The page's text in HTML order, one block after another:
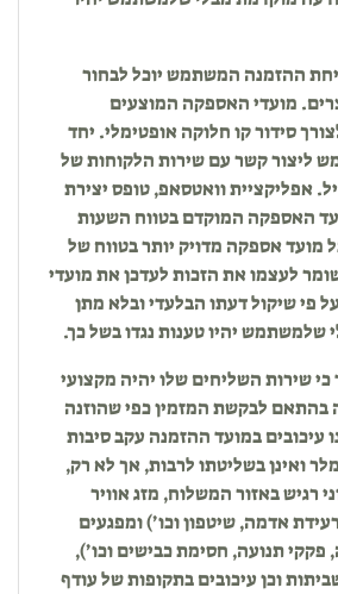
ההזמנה המשתמש יוכל לבחור
מועדי האספקה המוצעים
סידור קו חלוקה אופטימלי. יחד
ליצור קשר עם שירות הלקוחות של
אפליקציית וואטסאפ, טופס יצירת
האספקה המוקדם בטווח השעות
מועד אספקה מדויק יותר בטווח של
לעצמו את הזכות לעדכן את מועדי
פי שיקול דעתו הבלעדי ובלא מתן
שלמשתמש יהיו טענות נגדו בשל כך.
כי שירות השליחים שלו יהיה מקצועי
בהתאם לבקשת המזמין כפי שהוזנה
עיכובים במועד ההזמנה עקב סיבות
ואינן בשליטתו לרבות, אך לא רק,
רגיש באזור המשלוח, מזג אוויר
אדמה, שיטפון וכו׳) ומפגעים
פקקי תנועה, חסימת כבישים וכו׳),
וכן עיכובים בתקופות של עודף